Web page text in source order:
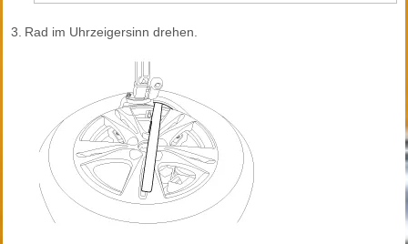
3. Rad im Uhrzeigersinn drehen.